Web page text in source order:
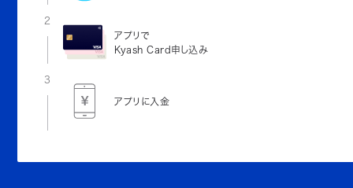
2
アプリで
Kyash Card申し込み
3
アプリに入金